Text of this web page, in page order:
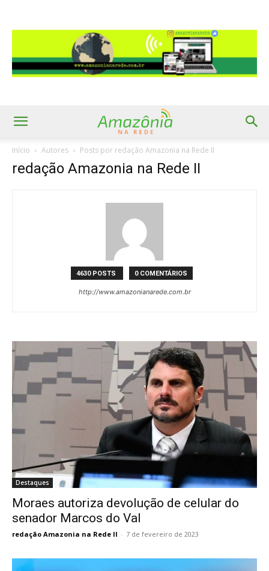
Início Autores Posts por redação Amazonia na Rede II
redação Amazonia na Rede II
4630 POSTS 0 COMENTÁRIOS
http://www.amazonianarede.com.br
Destaques
Moraes autoriza devolução de celular do
senador Marcos do Val
redação Amazonia na Rede II - 7 de fevereiro de 2023